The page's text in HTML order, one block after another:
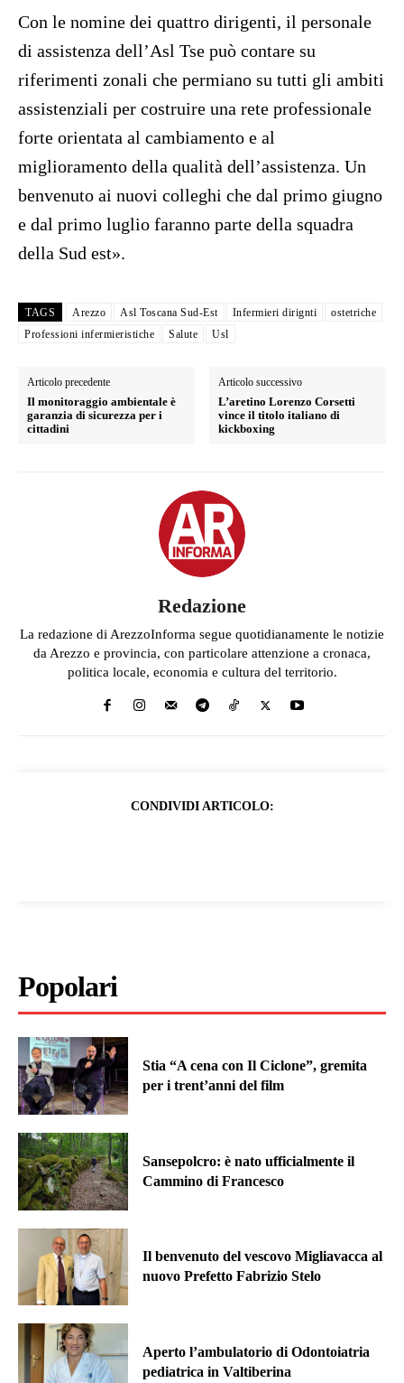
Con le nomine dei quattro dirigenti, il personale
di assistenza dell’Asl Tse può contare su
riferimenti zonali che permiano su tutti gli ambiti
assistenziali per costruire una rete professionale
forte orientata al cambiamento e al
miglioramento della qualità dell’assistenza. Un
benvenuto ai nuovi colleghi che dal primo giugno
e dal primo luglio faranno parte della squadra
della Sud est».
TAGS Arezzo Asl Toscana Sud-Est Infermieri dirignti
ostetriche
Professioni infermieristiche
Salute Usl
Articolo precedente
Il monitoraggio ambientale è
garanzia di sicurezza per i
cittadini
Articolo successivo
L’aretino Lorenzo Corsetti
vince il titolo italiano di
kickboxing
Redazione
La redazione di ArezzoInforma segue quotidianamente le notizie
da Arezzo e provincia, con particolare attenzione a cronaca,
politica locale, economia e cultura del territorio.
CONDIVIDI ARTICOLO:
Popolari
Stia “A cena con Il Ciclone”, gremita
per i trent’anni del film
Sansepolcro: è nato ufficialmente il
Cammino di Francesco
Il benvenuto del vescovo Migliavacca al
nuovo Prefetto Fabrizio Stelo
Aperto l’ambulatorio di Odontoiatria
pediatrica in Valtiberina